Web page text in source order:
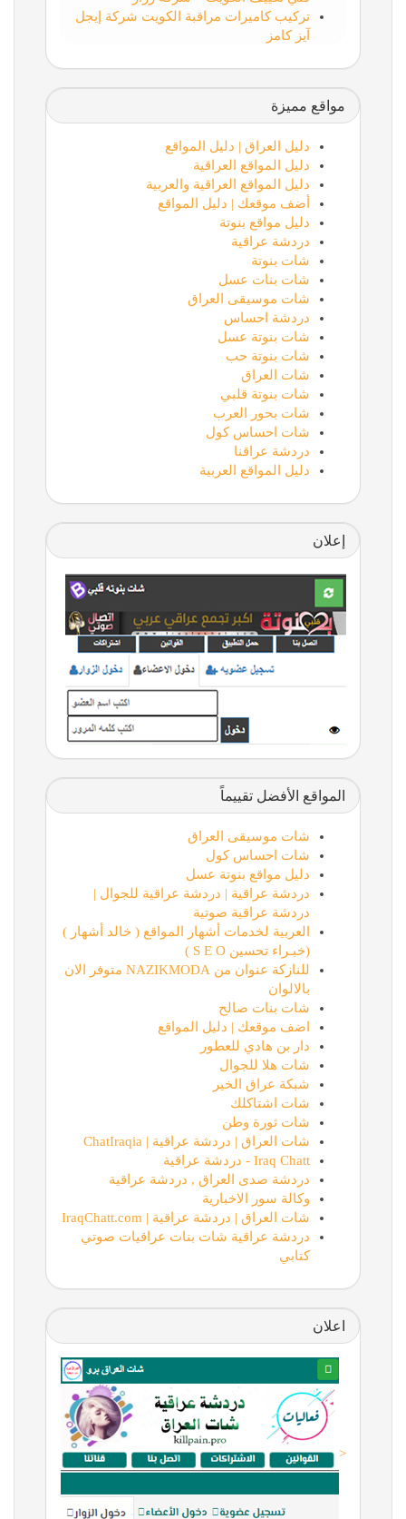
تركيب كاميرات مراقبة الكويت شركة إيجل
آيز كامز
مواقع مميزة
دليل العراق | دليل المواقع
دليل المواقع العراقية
دليل المواقع العراقية والعربية
أضف موقعك | دليل المواقع
دليل مواقع بنوتة
دردشة عراقية
شات بنوتة
شات بنات عسل
شات موسيقى العراق
دردشة احساس
شات بنوتة عسل
شات بنوتة حب
شات العراق
شات بنوتة قلبي
شات بحور العرب
شات احساس كول
دردشة عراقنا
دليل المواقع العربية
إعلان
المواقع الأفضل تقييماً
شات موسيقى العراق
شات احساس كول
دليل مواقع بنوتة عسل
دردشة عراقية | دردشة عراقية للجوال |
دردشة عراقية صوتية
العربية لخدمات أشهار المواقع ( خالد أشهار )
(خبـراء تحسين S E O )
للنازكة عنوان من NAZIKMODA متوفر الان
بالالوان
شات بنات صالح
اضف موقعك | دليل المواقع
دار بن هادي للعطور
شات هلا للجوال
شبكة عراق الخير
شات اشتاكلك
شات ثورة وطن
شات العراق | دردشة عراقية | ChatIraqia
Iraq Chatt - دردشة عراقية
دردشة صدى العراق , دردشة عراقية
وكالة سور الاخبارية
شات العراق | دردشة عراقية | IraqChatt.com
دردشة عراقية شات بنات عراقيات صوتي
كتابي
اعلان
<